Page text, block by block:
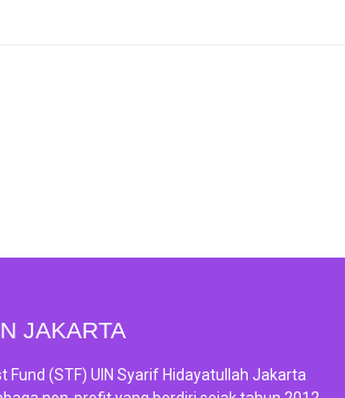
JAKARTA
Fund (STF) UIN Syarif Hidayatullah Jakarta